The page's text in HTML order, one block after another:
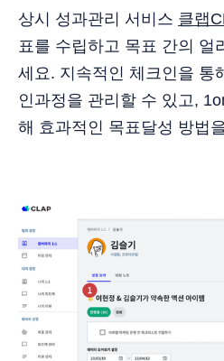
상시 성과관리 서비스 클랩
표를 수립하고 목표 간의 얼
세요. 지속적인 체크인을 통
인과정을 관리할 수 있고,
해 효과적인 목표달성 방법